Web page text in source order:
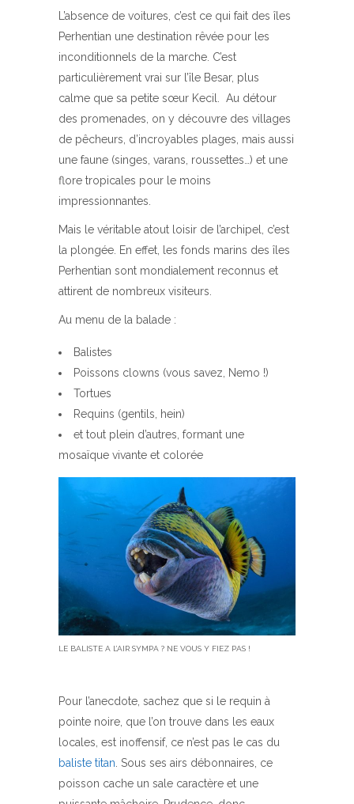
L’absence de voitures, c’est ce qui fait des îles
Perhentian une destination rêvée pour les
inconditionnels de la marche. C’est
particulièrement vrai sur l’île Besar, plus
calme que sa petite sœur Kecil. Au détour
des promenades, on y découvre des villages
de pêcheurs, d’incroyables plages, mais aussi
une faune (singes, varans, roussettes…) et une
flore tropicales pour le moins
impressionnantes.
Mais le véritable atout loisir de l’archipel, c’est
la plongée. En effet, les fonds marins des îles
Perhentian sont mondialement reconnus et
attirent de nombreux visiteurs.
Au menu de la balade :
Balistes
Poissons clowns (vous savez, Nemo !)
Tortues
Requins (gentils, hein)
et tout plein d’autres, formant une
mosaïque vivante et colorée
LE BALISTE A L’AIR SYMPA ? NE VOUS Y FIEZ PAS !
Pour l’anecdote, sachez que si le requin à
pointe noire, que l’on trouve dans les eaux
locales, est inoffensif, ce n’est pas le cas du
baliste titan. Sous ses airs débonnaires, ce
poisson cache un sale caractère et une